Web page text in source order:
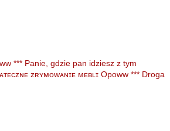
*** Panie, gdzie pan idziesz z tym
ᴢʀʏᴍᴏᴡᴀɴɪᴇ ᴍᴇʙʟɪ Opoww *** Droga